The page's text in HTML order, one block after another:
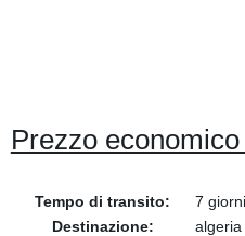
Prezzo
Tempo di transito:
7 giorni
Destinazione:
algeria